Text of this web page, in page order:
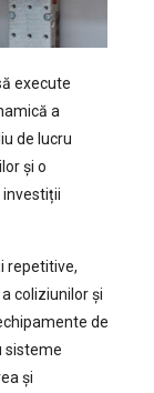
execute
a
de lucru
și o
repetitive,
coliziunilor și
de
sisteme
și